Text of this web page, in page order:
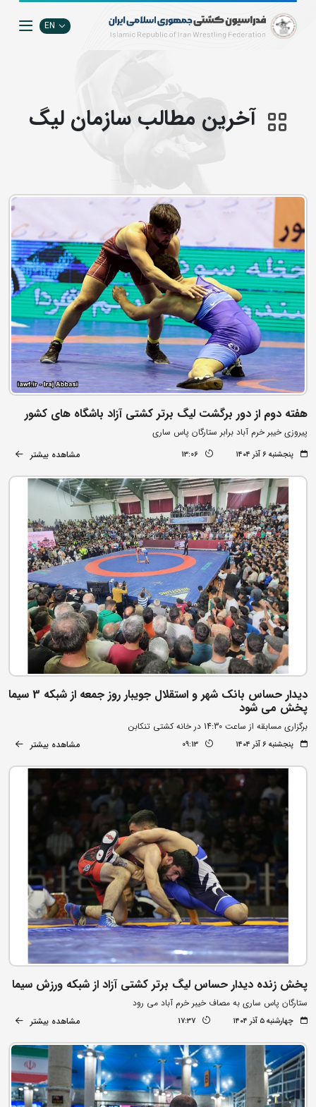
EN
آخرین مطالب سازمان ليگ
هفته دوم از دور برگشت لیگ برتر کشتی آزاد باشگاه های کشور
پیروزی خیبر خرم آباد برابر ستارگان پاس ساری
پنجشنبه ۶ آذر ۱۴۰۴ 13:06 مشاهده بیشتر
دیدار حساس بانک شهر و استقلال جویبار روز جمعه از شبکه 3 سیما
پخش می شود
برگزاری مسابقه از ساعت 14:30 در خانه کشتی تنکابن
پنجشنبه ۶ آذر ۱۴۰۴ 09:13 مشاهده بیشتر
پخش زنده دیدار حساس لیگ برتر کشتی آزاد از شبکه ورزش سیما
ستارگان پاس ساری به مصاف خیبر خرم آباد می رود
چهارشنبه ۵ آذر ۱۴۰۴ 17:37 مشاهده بیشتر